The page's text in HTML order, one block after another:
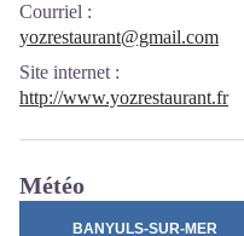
Courriel :
yozrestaurant@gmail.com
Site internet :
http://www.yozrestaurant.fr
Météo